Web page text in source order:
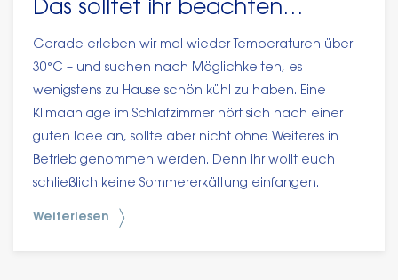
Das solltet ihr beachten…
Gerade erleben wir mal wieder Temperaturen über
30°C – und suchen nach Möglichkeiten, es
wenigstens zu Hause schön kühl zu haben. Eine
Klimaanlage im Schlafzimmer hört sich nach einer
guten Idee an, sollte aber nicht ohne Weiteres in
Betrieb genommen werden. Denn ihr wollt euch
schließlich keine Sommererkältung einfangen.
Weiterlesen